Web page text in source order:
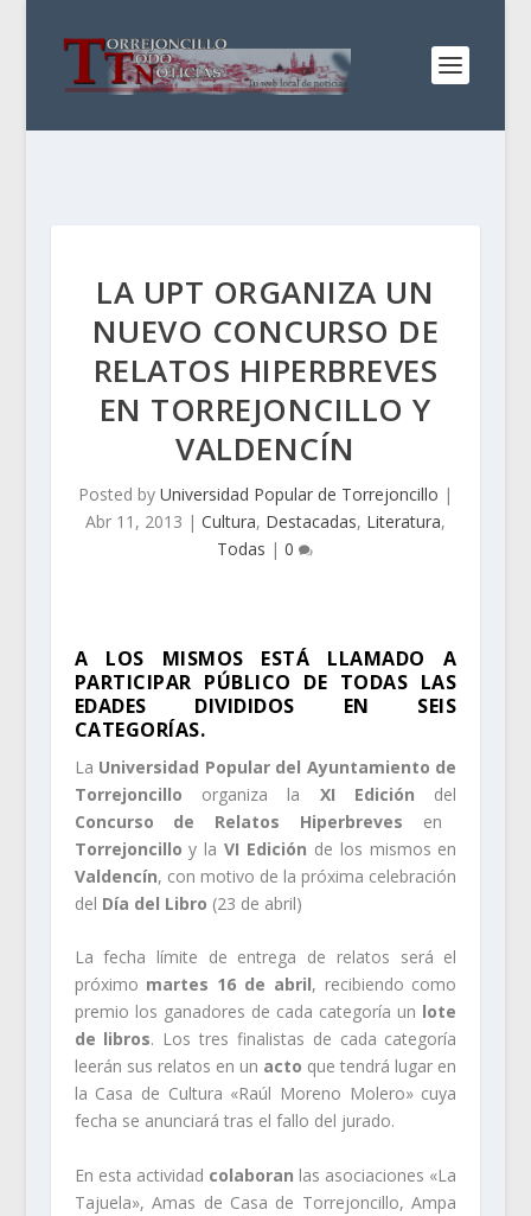
LA UPT ORGANIZA UN
NUEVO CONCURSO DE
RELATOS HIPERBREVES
EN TORREJONCILLO Y
VALDENCÍN
Posted by Universidad Popular de Torrejoncillo |
Abr 11, 2013 | Cultura, Destacadas, Literatura,
Todas |0
A LOS MISMOS ESTÁ LLAMADO A
PARTICIPAR PÚBLICO DE TODAS LAS
EDADES DIVIDIDOS EN SEIS
CATEGORÍAS.
La Universidad Popular del Ayuntamiento de
Torrejoncillo organiza la XI Edición del
Concurso de Relatos Hiperbreves en
Torrejoncillo y laVI Edición de los mismos en
Valdencín, con motivo de la próxima celebración
del Día del Libro (23 de abril)
La fecha límite de entrega de relatos será el
próximo martes 16 de abril, recibiendo como
premio los ganadores de cada categoría un lote
de libros. Los tres finalistas de cada categoría
leerán sus relatos en un acto que tendrá lugar en
la Casa de Cultura «Raúl Moreno Molero» cuya
fecha se anunciará tras el fallo del jurado.
En esta actividad colaboran las asociaciones «La
Tajuela», Amas de Casa de Torrejoncillo, Ampa